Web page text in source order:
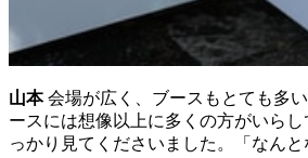
山本会場が広く、ブースもとても多
ースには想像以上に多くの方がいら
っかり見てくださいました。「なん